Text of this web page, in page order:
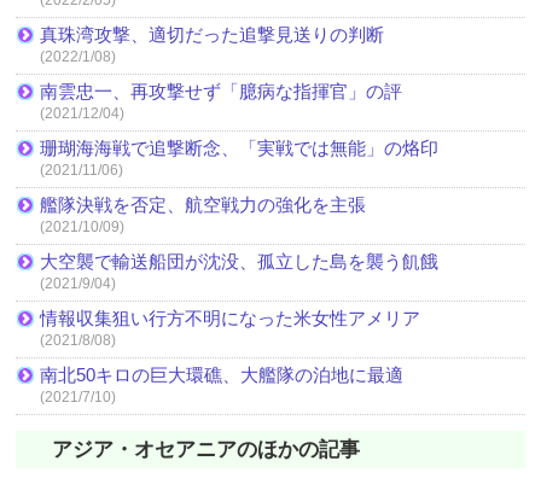
真珠湾攻撃、適切だった追撃見送りの判断
(2022/1/08)
南雲忠一、再攻撃せず「臆病な指揮官」の評
(2021/12/04)
珊瑚海海戦で追撃断念、「実戦では無能」の烙印
(2021/11/06)
艦隊決戦を否定、航空戦力の強化を主張
(2021/10/09)
大空襲で輸送船団が沈没、孤立した島を襲う飢餓
(2021/9/04)
情報収集狙い行方不明になった米女性アメリア
(2021/8/08)
南北50キロの巨大環礁、大艦隊の泊地に最適
(2021/7/10)
アジア・オセアニアのほかの記事